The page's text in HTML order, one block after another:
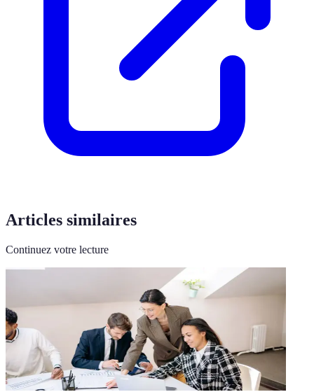
Articles similaires
Continuez votre lecture